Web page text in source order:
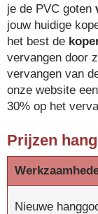
je de PVC goten
jouw huidige
het best de
vervangen door
vervangen van
onze website een
30% op het
Prijzen
Nieuwe